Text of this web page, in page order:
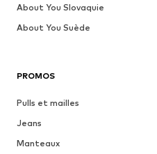
PROMOS
Pulls et mailles
Jeans
Manteaux
About You Slovaquie
About You Suède